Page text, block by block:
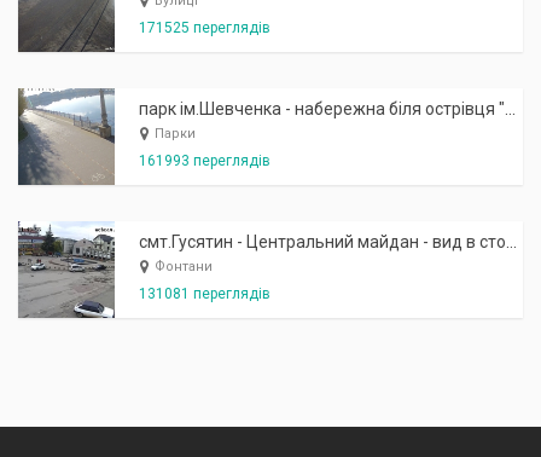
171525 переглядів
Парки
161993 переглядів
Фонтани
131081 переглядів